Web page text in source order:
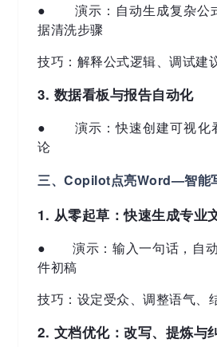
● 演示：自动生成复杂公
据清洗步骤
技巧：解释公式逻辑、调试建
3. 数据看板与报告自动化
● 演示：快速创建可视化
论
三、Copilot点亮Word—智能
1. 从零起草：快速生成专业
● 演示：输入一句话，自动
件初稿
技巧：设定受众、调整语气、
2. 文档优化：改写、提炼与